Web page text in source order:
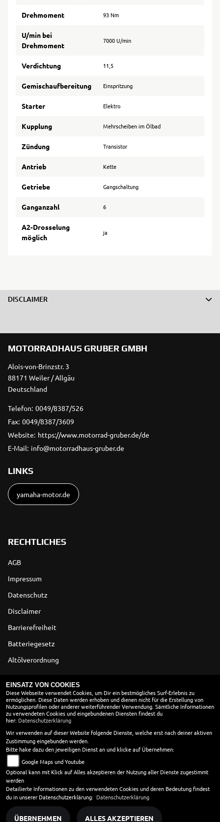
Drehmoment 93 Nm
U/min bei
Drehmoment
7000 U/min
Verdichtung 11,5
Gemischaufbereitung Einspritzung
Starter Elektro
Kupplung Mehrscheiben im Ölbad
Zündung Transistor
Antrieb Kette
Getriebe Gangschaltung
Ganganzahl 6
A2-Drosselung
möglich
ja
DISCLAIMER
MOTORRADHAUS GRUBER GMBH
Alois-von-Brinzstr. 3
88171 Weiler / Allgäu
Deutschland
Telefon: 0049/8387/526
Fax: 0049/8387/3609
Website: https://www.motorrad-gruber.de/de
E-Mail: info@motorradhaus-gruber.de
LINKS
yamaha-motor.de
RECHTLICHES
AGB
Impressum
Datenschutz
Disclaimer
Barrierefreiheit
Batteriegesetz
Altölverordnung
ÖFFNUNGSZEITEN
ÖFFNUNGSZEITEN SOMMER AB 01.03.2026
Montag:
08:00 - 12:00 und 13:00 - 18:00
Dienstag:
08:00 - 12:00 und 13:00 - 18:00
Mittwoch:
08:00 - 12:00 und 13:00 - 18:00
Donnerstag:
08:00 - 12:00 und 13:00 - 18:00
Freitag:
08:00 - 12:00 und 13:00 - 18:00
Samstag:
08:00 - 13:00
Sonntag:
geschlossen
EINSATZ VON COOKIES
Diese Webseite verwendet Cookies, um Dir ein bestmögliches Surf-Erlebnis zu
ermöglichen. Diese Daten werden erhoben und dienen nicht für die Erstellung von
Nutzungsprofilen oder anderer weiterführender Verwendung. Sämtliche Informationen
zu verwendeten Cookies und eingebundenen Diensten findest du
hier: Datenschutzerklärung
Wir verwenden auf dieser Website folgende Dienste, welche erst nach deiner aktiven
Zustimmung eingebunden werden.
Bitte hake dazu den jeweiligen Dienst an und klicke auf Übernehmen:
Google Maps und Youtube
Optional kann mit Klick auf Alles akzeptieren der Nutzung aller Dienste zugestimmt
werden
Detailierte Informationen zu den verwendeten Cookies und deren Bedeutung findest
du in unserer Datenschutzerklärung: Datenschutzerklärung
ÜBERNEHMEN ALLES AKZEPTIEREN